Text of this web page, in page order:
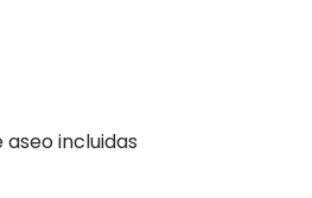
incluidas